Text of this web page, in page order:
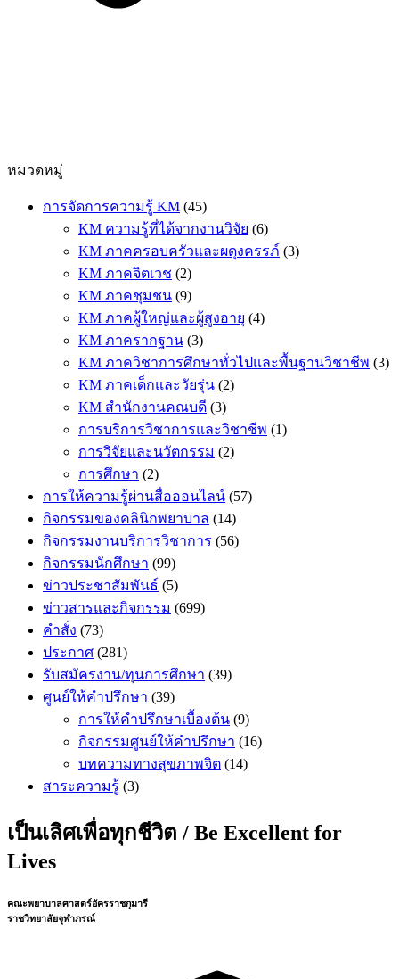
หมวดหมู่
การจัดการความรู้ KM (45)
KM ความรู้ที่ได้จากงานวิจัย (6)
KM ภาคครอบครัวและผดุงครรภ์ (3)
KM ภาคจิตเวช (2)
KM ภาคชุมชน (9)
KM ภาคผู้ใหญ่และผู้สูงอายุ (4)
KM ภาครากฐาน (3)
KM ภาควิชาการศึกษาทั่วไปและพื้นฐานวิชาชีพ (3)
KM ภาคเด็กและวัยรุ่น (2)
KM สำนักงานคณบดี (3)
การบริการวิชาการและวิชาชีพ (1)
การวิจัยและนวัตกรรม (2)
การศึกษา (2)
การให้ความรู้ผ่านสื่อออนไลน์ (57)
กิจกรรมของคลินิกพยาบาล (14)
กิจกรรมงานบริการวิชาการ (56)
กิจกรรมนักศึกษา (99)
ข่าวประชาสัมพันธ์ (5)
ข่าวสารและกิจกรรม (699)
คำสั่ง (73)
ประกาศ (281)
รับสมัครงาน/ทุนการศึกษา (39)
ศูนย์ให้คำปรึกษา (39)
การให้คำปรึกษาเบื้องต้น (9)
กิจกรรมศูนย์ให้คำปรึกษา (16)
บทความทางสุขภาพจิต (14)
สาระความรู้ (3)
เป็นเลิศเพื่อทุกชีวิต / Be Excellent for
Lives
คณะพยาบาลศาสตร์อัครราชกุมารี
ราชวิทยาลัยจุฬาภรณ์